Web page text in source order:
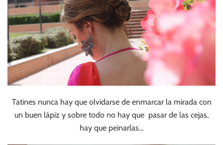
Tatines nunca hay que olvidarse de enmarcar la mirada con
un buen lápiz y sobre todo no hay que pasar de las cejas,
hay que peinarlas…